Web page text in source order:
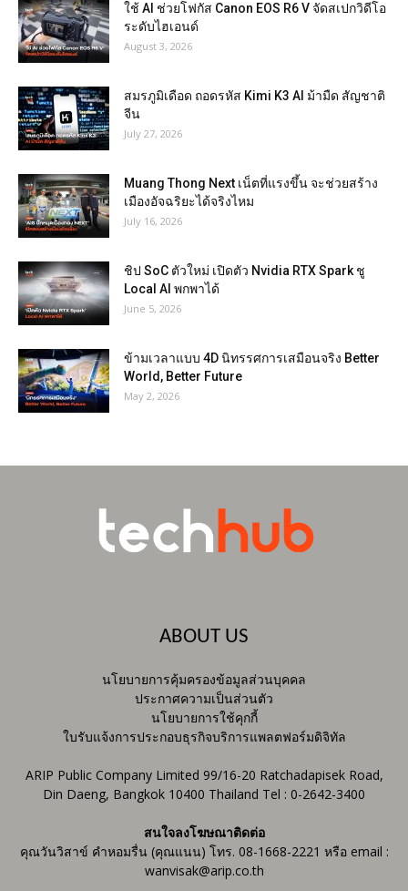
ใช้ AI ช่วยโฟกัส Canon EOS R6 V จัดสเปกวิดีโอ
ระดับไฮเอนด์
August 3, 2026
สมรภูมิเดือด ถอดรหัส Kimi K3 AI ม้ามืด สัญชาติ
จีน
July 27, 2026
Muang Thong Next เน็ตที่แรงขึ้น จะช่วยสร้าง
เมืองอัจฉริยะได้จริงไหม
July 16, 2026
ชิป SoC ตัวใหม่ เปิดตัว Nvidia RTX Spark ชู
Local AI พกพาได้
June 5, 2026
ข้ามเวลาแบบ 4D นิทรรศการเสมือนจริง Better
World, Better Future
May 2, 2026
ABOUT US
นโยบายการคุ้มครองข้อมูลส่วนบุคคล
ประกาศความเป็นส่วนตัว
นโยบายการใช้คุกกี้
ใบรับแจ้งการประกอบธุรกิจบริการแพลตฟอร์มดิจิทัล
ARIP Public Company Limited 99/16-20 Ratchadapisek Road,
Din Daeng, Bangkok 10400 Thailand Tel : 0-2642-3400
สนใจลงโฆษณาติดต่อ
คุณวันวิสาข์ คำหอมรื่น (คุณแนน) โทร. 08-1668-2221 หรือ email :
wanvisak@arip.co.th